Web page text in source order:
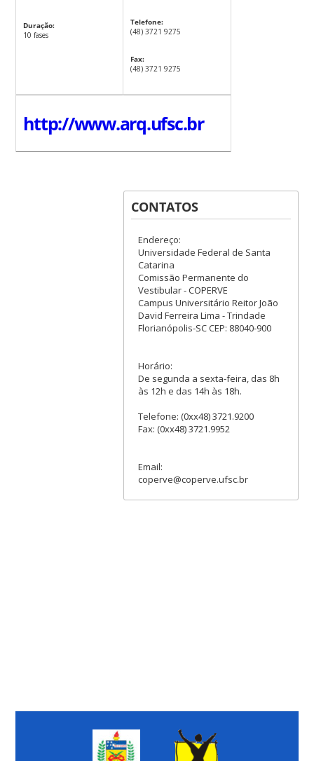
Duração:
10 fases
Telefone:
(48) 3721 9275
Fax:
(48) 3721 9275
http://www.arq.ufsc.br
CONTATOS
Endereço:
Universidade Federal de Santa
Catarina
Comissão Permanente do
Vestibular - COPERVE
Campus Universitário Reitor João
David Ferreira Lima - Trindade
Florianópolis-SC CEP: 88040-900
Horário:
De segunda a sexta-feira, das 8h
às 12h e das 14h às 18h.
Telefone: (0xx48) 3721.9200
Fax: (0xx48) 3721.9952
Email:
coperve@coperve.ufsc.br